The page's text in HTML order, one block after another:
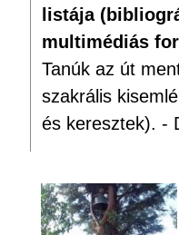
listája
multimédiás
Tanúk az út
szakrális
és keresztek). -